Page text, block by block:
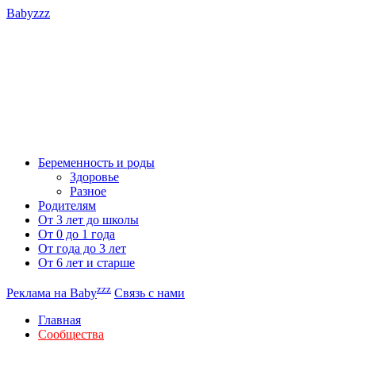
Babyzzz
Беременность и роды
Здоровье
Разное
Родителям
От 3 лет до школы
От 0 до 1 года
От года до 3 лет
От 6 лет и старше
Реклама на Babyzzz Связь с нами
Главная
Сообщества